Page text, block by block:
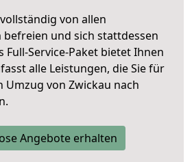
von allen
befreien und sich stattdessen
Full-Service-Paket bietet Ihnen
alle Leistungen, die Sie für
Umzug von Zwickau nach
Angebote erhalten